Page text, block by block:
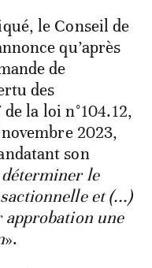
le Conseil de
qu’après
de
des
la loi n°104.12,
2023,
son
déterminer le
et (...)
approbation une
».